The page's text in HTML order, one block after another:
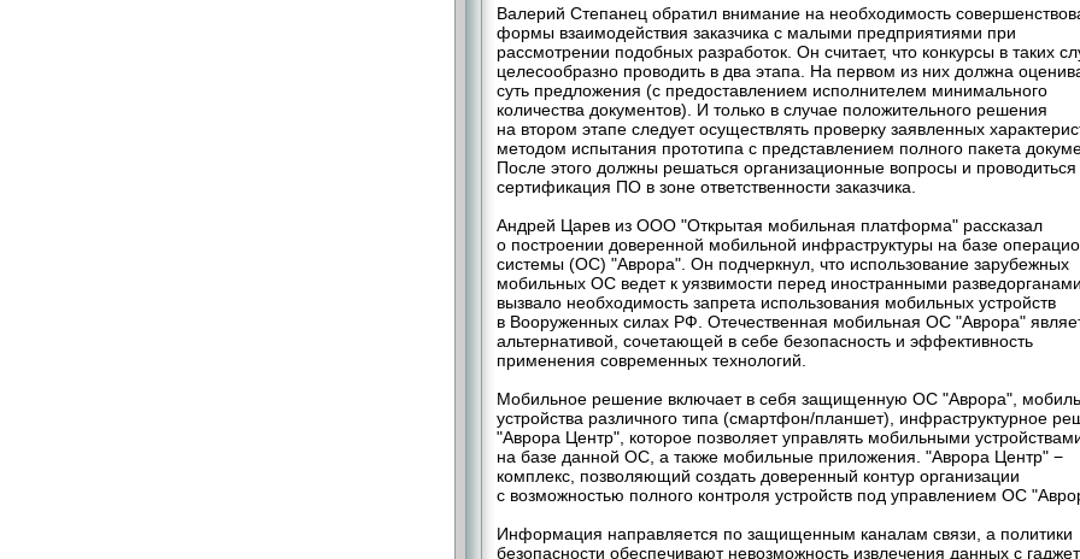
Валерий Степанец обратил внимание на необходимость
формы взаимодействия заказчика с малыми предприятиями при
рассмотрении подобных разработок. Он считает, что конкурсы в таких
целесообразно проводить в два этапа. На первом из них должна
суть предложения (с предоставлением исполнителем минимального
количества документов). И только в случае положительного решения
на втором этапе следует осуществлять проверку заявленных
методом испытания прототипа с представлением полного пакета
После этого должны решаться организационные вопросы и проводиться
сертификация ПО в зоне ответственности заказчика.
Андрей Царев из ООО "Открытая мобильная платформа" рассказал
о построении доверенной мобильной инфраструктуры на базе
системы (ОС) "Аврора". Он подчеркнул, что использование зарубежных
мобильных ОС ведет к уязвимости перед иностранными
вызвало необходимость запрета использования мобильных устройств
в Вооруженных силах РФ. Отечественная мобильная ОС "Аврора"
альтернативой, сочетающей в себе безопасность и эффективность
применения современных технологий.
Мобильное решение включает в себя защищенную ОС "Аврора",
устройства различного типа (смартфон/планшет), инфраструктурное
"Аврора Центр", которое позволяет управлять мобильными
на базе данной ОС, а также мобильные приложения. "Аврора Центр" −
комплекс, позволяющий создать доверенный контур организации
с возможностью полного контроля устройств под управлением ОС
Информация направляется по защищенным каналам связи, а политики
безопасности обеспечивают невозможность извлечения данных с